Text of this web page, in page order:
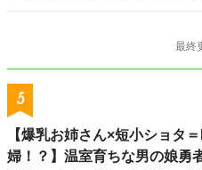
最終
5
【爆乳お姉さん×短小ショタ
婦！？】温室育ちな男の娘勇